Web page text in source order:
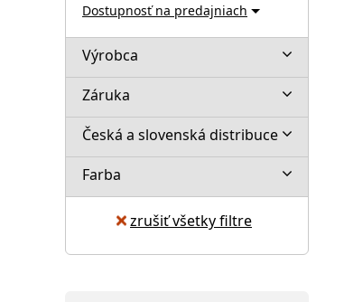
Dostupnosť na predajniach
Výrobca
Záruka
Česká a slovenská distribuce
Farba
zrušiť všetky filtre